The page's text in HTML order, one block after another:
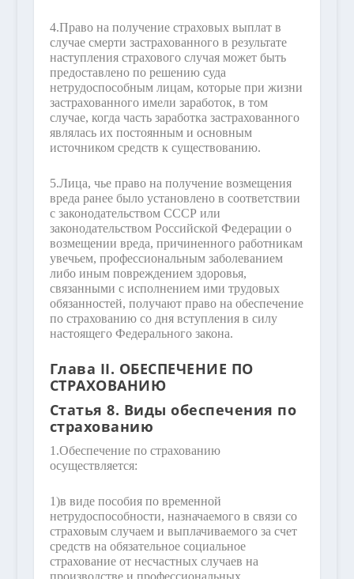
4.Право на получение страховых выплат в
случае смерти застрахованного в результате
наступления страхового случая может быть
предоставлено по решению суда
нетрудоспособным лицам, которые при жизни
застрахованного имели заработок, в том
случае, когда часть заработка застрахованного
являлась их постоянным и основным
источником средств к существованию.
5.Лица, чье право на получение возмещения
вреда ранее было установлено в соответствии
с законодательством СССР или
законодательством Российской Федерации о
возмещении вреда, причиненного работникам
увечьем, профессиональным заболеванием
либо иным повреждением здоровья,
связанными с исполнением ими трудовых
обязанностей, получают право на обеспечение
по страхованию со дня вступления в силу
настоящего Федерального закона.
Глава II. ОБЕСПЕЧЕНИЕ ПО
СТРАХОВАНИЮ
Статья 8. Виды обеспечения по
страхованию
1.Обеспечение по страхованию
осуществляется:
1)в виде пособия по временной
нетрудоспособности, назначаемого в связи со
страховым случаем и выплачиваемого за счет
средств на обязательное социальное
страхование от несчастных случаев на
производстве и профессиональных